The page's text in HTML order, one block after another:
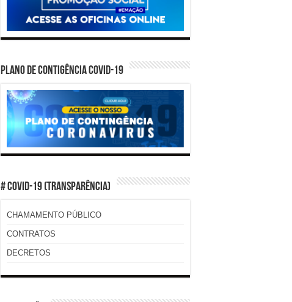
PLANO DE CONTIGÊNCIA COVID-19
# COVID-19 (TRANSPARÊNCIA)
CHAMAMENTO PÚBLICO
CONTRATOS
DECRETOS